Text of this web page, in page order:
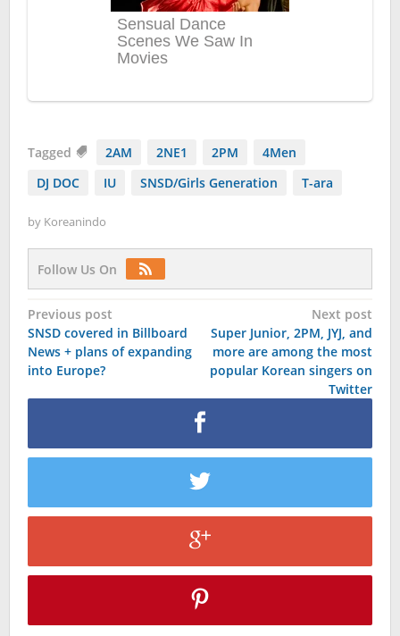
Tagged 2AM 2NE1 2PM
4Men
DJ DOC
IU SNSD/Girls Generation T-ara
by Koreanindo
Follow Us On
Post
navigation
Previous post
SNSD covered in Billboard
News + plans of expanding
into Europe?
Next post
Super Junior, 2PM, JYJ, and
more are among the most
popular Korean singers on
Twitter